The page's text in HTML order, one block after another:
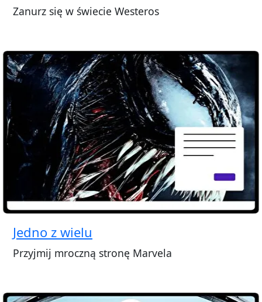
Zanurz się w świecie Westeros
Jedno z wielu
Przyjmij mroczną stronę Marvela